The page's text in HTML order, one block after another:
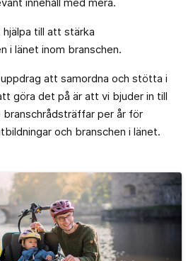
till att stärka
i länet inom branschen.
att samordna och stötta i
göra det på är att vi bjuder in till
branschrådsträffar per år för
och branschen i länet.